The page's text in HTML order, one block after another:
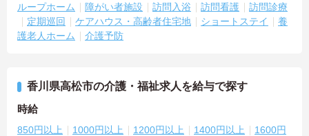
ループホーム
障がい者施設 訪問入浴 訪問看護
訪問診療
定期巡回
ケアハウス・高齢者住宅地 ショートステイ
養
護老人ホーム
介護予防
香川県高松市の介護・福祉求人を給与で探す
時給
850円以上 1000円以上 1200円以上 1400円以上
1600円